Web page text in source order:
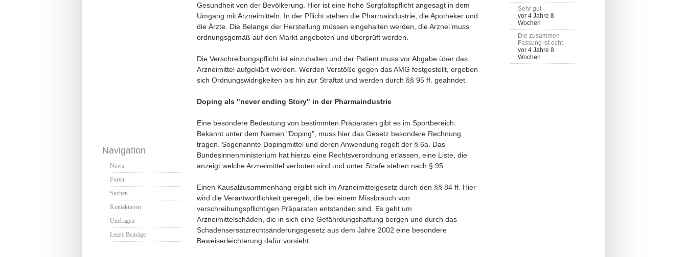
Navigation
News
Foren
Suchen
Kontaktieren
Umfragen
Letzte Beiträge
Gesundheit von der Bevölkerung. Hier ist eine hohe Sorgfaltspflicht angesagt in dem
Umgang mit Arzneimitteln. In der Pflicht stehen die Pharmaindustrie, die Apotheker und
die Ärzte. Die Belange der Herstellung müssen eingehalten werden, die Arznei muss
ordnungsgemäß auf den Markt angeboten und überprüft werden.
Die Verschreibungspflicht ist einzuhalten und der Patient muss vor Abgabe über das
Arzneimittel aufgeklärt werden. Werden Verstöße gegen das AMG festgestellt, ergeben
sich Ordnungswidrigkeiten bis hin zur Straftat und werden durch §§ 95 ff. geahndet.
Doping als "never ending Story" in der Pharmaindustrie
Eine besondere Bedeutung von bestimmten Präparaten gibt es im Sportbereich.
Bekannt unter dem Namen "Doping", muss hier das Gesetz besondere Rechnung
tragen. Sogenannte Dopingmittel und deren Anwendung regelt der § 6a. Das
Bundesinnenministerium hat hierzu eine Rechtsverordnung erlassen, eine Liste, die
anzeigt welche Arzneimittel verboten sind und unter Strafe stehen nach § 95.
Einen Kausalzusammenhang ergibt sich im Arzneimittelgesetz durch den §§ 84 ff. Hier
wird die Verantwortlichkeit geregelt, die bei einem Missbrauch von
verschreibungspflichtigen Präparaten entstanden sind. Es geht um
Arzneimittelschäden, die in sich eine Gefährdungshaftung bergen und durch das
Schadensersatzrechtsänderungsgesetz aus dem Jahre 2002 eine besondere
Beweiserleichterung dafür vorsieht.
Sehr gut
vor 4 Jahre 8
Wochen
Die zusammen
Fassung ist echt
vor 4 Jahre 8
Wochen